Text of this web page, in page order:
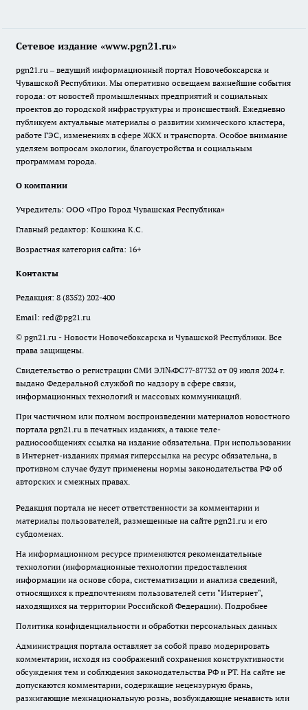
Сетевое издание «www.pgn21.ru»
pgn21.ru – ведущий информационный портал Новочебоксарска и
Чувашской Республики. Мы оперативно освещаем важнейшие события
города: от новостей промышленных предприятий и социальных
проектов до городской инфраструктуры и происшествий. Ежедневно
публикуем актуальные материалы о развитии химического кластера,
работе ГЭС, изменениях в сфере ЖКХ и транспорта. Особое внимание
уделяем вопросам экологии, благоустройства и социальным
программам города.
О компании
Учредитель: ООО «Про Город Чувашская Республика»
Главный редактор: Кошкина К.С.
Возрастная категория сайта: 16+
Контакты
Редакция: 8 (8352) 202-400
Email: red@pg21.ru
© pgn21.ru - Новости Новочебоксарска и Чувашской Республики. Все
права защищены.
Свидетельство о регистрации СМИ ЭЛ№ФС77-87732 от 09 июля 2024 г.
выдано Федеральной службой по надзору в сфере связи,
информационных технологий и массовых коммуникаций.
При частичном или полном воспроизведении материалов новостного
портала pgn21.ru в печатных изданиях, а также теле-
радиосообщениях ссылка на издание обязательна. При использовании
в Интернет-изданиях прямая гиперссылка на ресурс обязательна, в
противном случае будут применены нормы законодательства РФ об
авторских и смежных правах.
Редакция портала не несет ответственности за комментарии и
материалы пользователей, размещенные на сайте pgn21.ru и его
субдоменах.
На информационном ресурсе применяются рекомендательные
технологии (информационные технологии предоставления
информации на основе сбора, систематизации и анализа сведений,
относящихся к предпочтениям пользователей сети "Интернет",
находящихся на территории Российской Федерации). Подробнее
Политика конфиденциальности и обработки персональных данных
Администрация портала оставляет за собой право модерировать
комментарии, исходя из соображений сохранения конструктивности
обсуждения тем и соблюдения законодательства РФ и РТ. На сайте не
допускаются комментарии, содержащие нецензурную брань,
разжигающие межнациональную рознь, возбуждающие ненависть или